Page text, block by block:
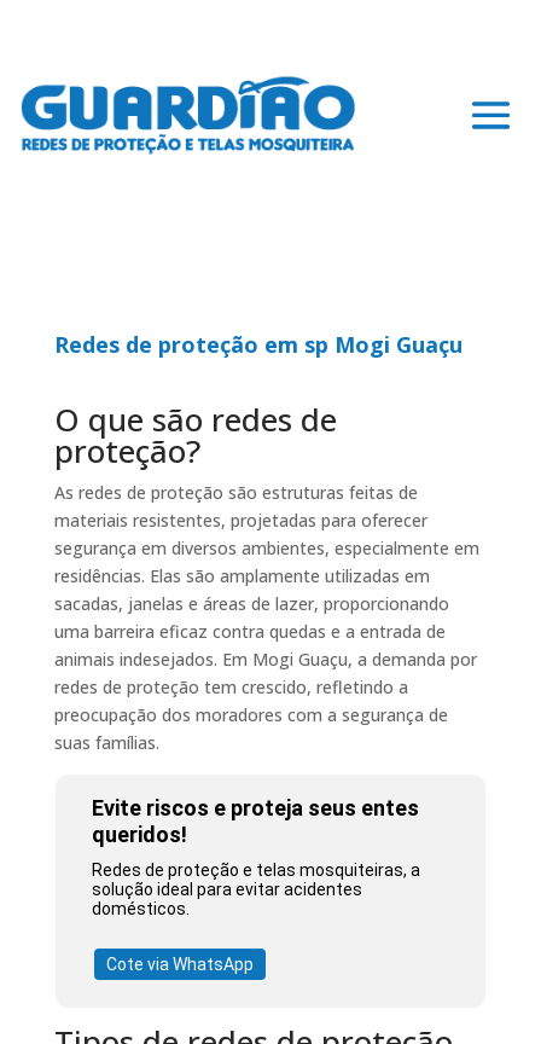
Redes de proteção em sp Mogi Guaçu
O que são redes de
proteção?
As redes de proteção são estruturas feitas de
materiais resistentes, projetadas para oferecer
segurança em diversos ambientes, especialmente em
residências. Elas são amplamente utilizadas em
sacadas, janelas e áreas de lazer, proporcionando
uma barreira eficaz contra quedas e a entrada de
animais indesejados. Em Mogi Guaçu, a demanda por
redes de proteção tem crescido, refletindo a
preocupação dos moradores com a segurança de
suas famílias.
Evite riscos e proteja seus entes
queridos!
Redes de proteção e telas mosquiteiras, a
solução ideal para evitar acidentes
domésticos.
Cote via WhatsApp